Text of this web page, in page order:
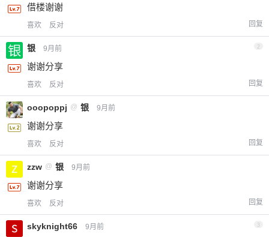
借楼谢谢
喜欢 反对 回复
银 9月前 2
谢谢分享
喜欢 反对 回复
ooopoppj @ 银 9月前
谢谢分享
喜欢 反对 回复
zzw @ 银 9月前
谢谢分享
喜欢 反对 回复
skyknight66 9月前 3